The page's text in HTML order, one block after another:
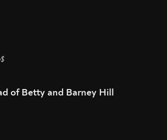
of Betty and Barney Hill